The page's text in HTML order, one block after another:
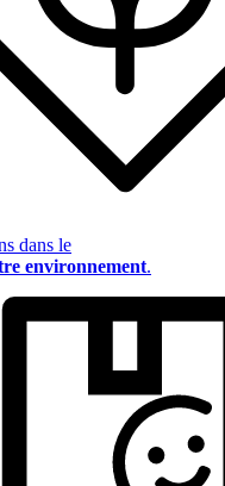
dans le
environnement.